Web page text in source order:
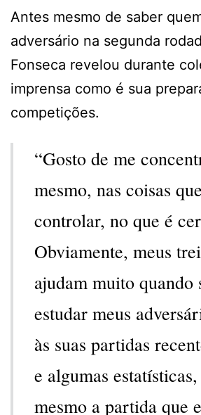
Antes mesmo de saber
adversário na segunda
Fonseca revelou durante
imprensa como é sua
competições.
“Gosto de me
mesmo, nas coisas
controlar, no que é
Obviamente, meus
ajudam muito quando
estudar meus
às suas partidas
e algumas
mesmo a partida que